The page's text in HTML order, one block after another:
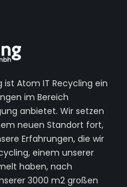
ist Atom IT Recycling ein
im Bereich
anbietet. Wir setzen
neuen Standort fort,
Erfahrungen, die wir
einem unserer
haben, nach
3000 m2 großen